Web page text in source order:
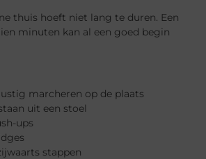
thuis hoeft niet lang te duren. Een
minuten kan al een goed begin
marcheren op de plaats
uit een stoel
ups
stappen